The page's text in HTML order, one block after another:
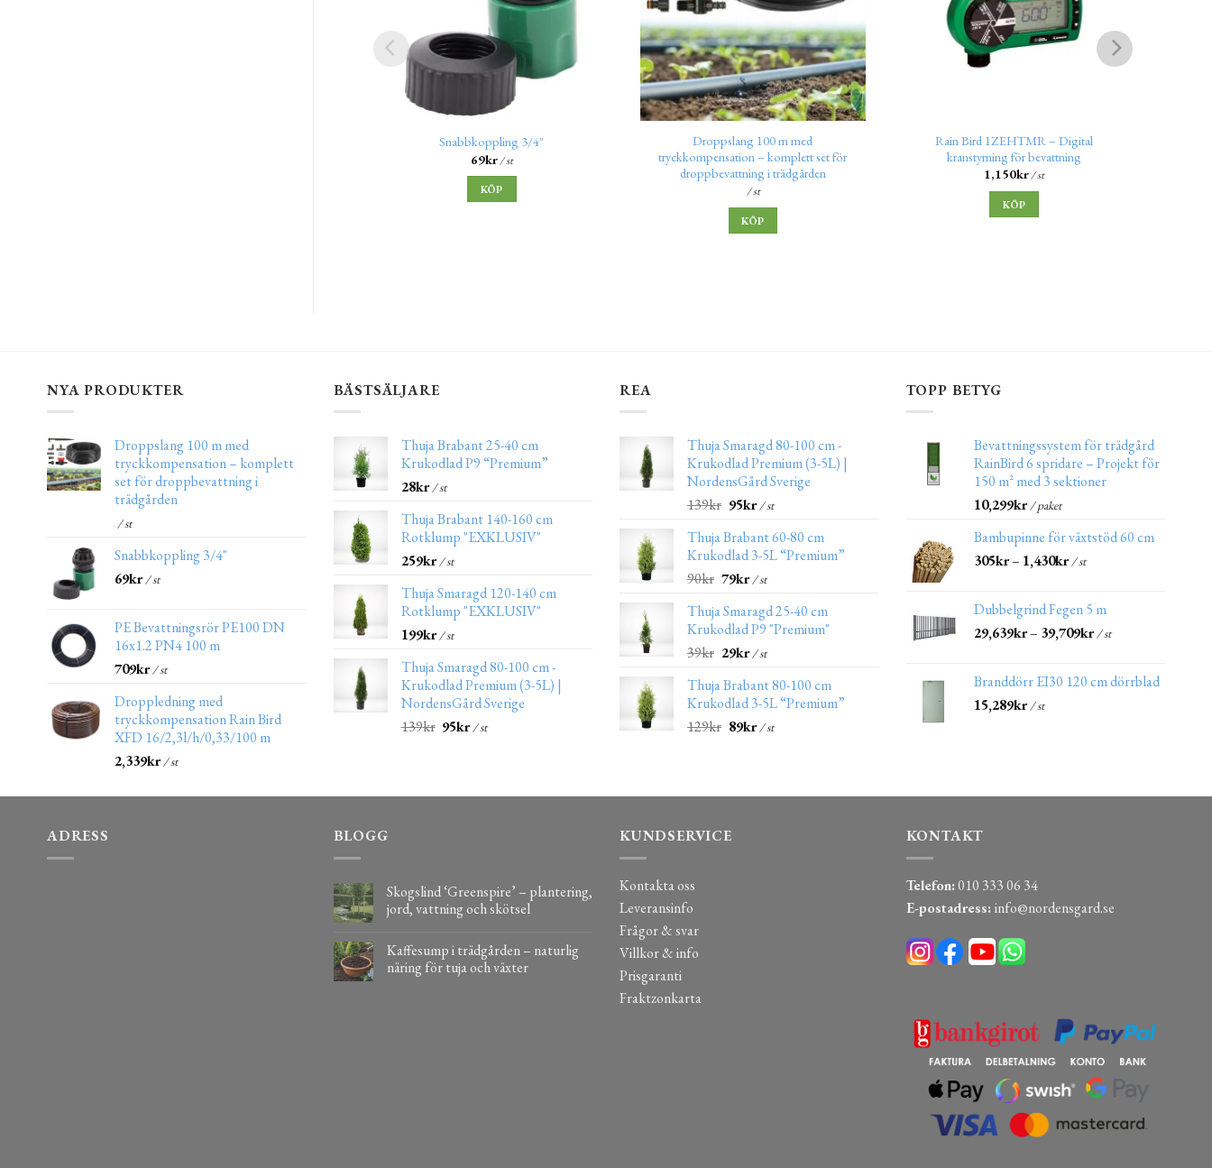
Snabbkoppling 3/4″
69kr/ st
KÖP
Droppslang 100 m med
tryckkompensation – komplett set för
droppbevattning i trädgården
/ st
KÖP
Rain Bird 1ZEHTMR – Digital
kranstyrning för bevattning
1,150kr/ st
KÖP
NYA PRODUKTER
Droppslang 100 m med
tryckkompensation – komplett
set för droppbevattning i
trädgården
/ st
Snabbkoppling 3/4"
69kr/ st
PE Bevattningsrör PE100 DN
16x1.2 PN4 100 m
709kr/ st
Droppledning med
tryckkompensation Rain Bird
XFD 16/2,3l/h/0,33/100 m
2,339kr/ st
BÄSTSÄLJARE
Thuja Brabant 25-40 cm
Krukodlad P9 “Premium”
28kr/ st
Thuja Brabant 140-160 cm
Rotklump "EXKLUSIV"
259kr/ st
Thuja Smaragd 120-140 cm
Rotklump "EXKLUSIV"
199kr/ st
Thuja Smaragd 80-100 cm -
Krukodlad Premium (3-5L) |
NordensGård Sverige
139kr 95kr/ st
REA
Thuja Smaragd 80-100 cm -
Krukodlad Premium (3-5L) |
NordensGård Sverige
139kr 95kr/ st
Thuja Brabant 60-80 cm
Krukodlad 3-5L “Premium”
90kr 79kr/ st
Thuja Smaragd 25-40 cm
Krukodlad P9 "Premium"
39kr 29kr/ st
Thuja Brabant 80-100 cm
Krukodlad 3-5L “Premium”
129kr 89kr/ st
TOPP BETYG
Bevattningssystem för trädgård
RainBird 6 spridare – Projekt för
150 m² med 3 sektioner
10,299kr/ paket
Bambupinne för växtstöd 60 cm
305kr– 1,430kr/ st
Dubbelgrind Fegen 5 m
29,639kr– 39,709kr/ st
Branddörr EI30 120 cm dörrblad
15,289kr/ st
ADRESS BLOGG
Skogslind ‘Greenspire’ – plantering,
jord, vattning och skötsel
Kaffesump i trädgården – naturlig
näring för tuja och växter
KUNDSERVICE
Kontakta oss
Leveransinfo
Frågor & svar
Villkor & info
Prisgaranti
Fraktzonkarta
KONTAKT
Telefon:010 333 06 34
E-postadress: info@nordensgard.se